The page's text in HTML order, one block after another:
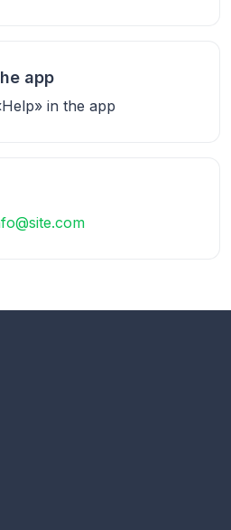
app
in the app